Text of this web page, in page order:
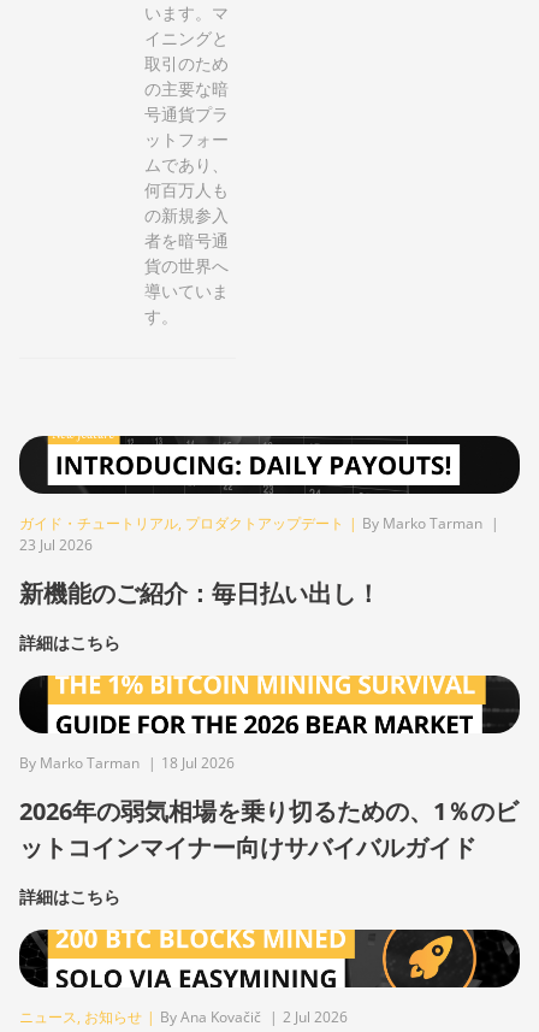
います。マ
イニングと
取引のため
の主要な暗
号通貨プラ
ットフォー
ムであり、
何百万人も
の新規参入
者を暗号通
貨の世界へ
導いていま
す。
ガイド・チュートリアル, プロダクトアップデート | By Marko Tarman |
23 Jul 2026
新機能のご紹介：毎日払い出し！
詳細はこちら
By Marko Tarman | 18 Jul 2026
2026年の弱気相場を乗り切るための、1％のビ
ットコインマイナー向けサバイバルガイド
詳細はこちら
ニュース, お知らせ | By Ana Kovačič | 2 Jul 2026